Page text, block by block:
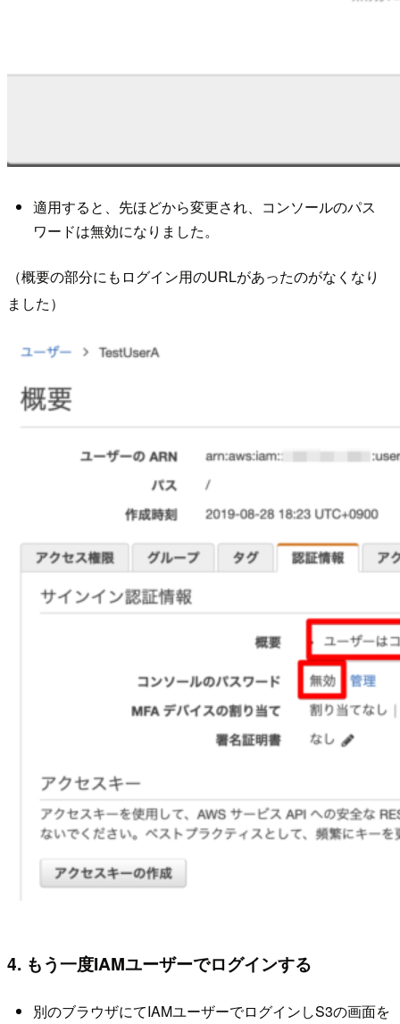
適用すると、先ほどから変更され、コンソールのパス
ワードは無効になりました。
（概要の部分にもログイン用のURLがあったのがなくなり
ました）
4. もう一度IAMユーザーでログインする
別のブラウザにてIAMユーザーでログインしS3の画面を